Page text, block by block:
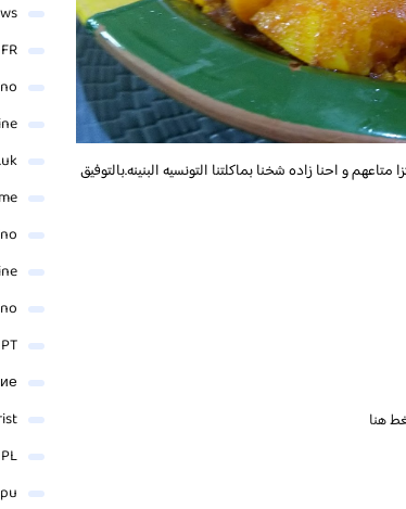
و احنا زاده شخنا بماكلتنا التونسيه البنينه.بالتوفيق
هنا